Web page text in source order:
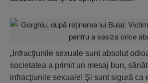
„Infracţiunile sexuale sunt absolut
societatea a primit un mesaj bun,
infracţiunile sexuale! Şi sunt sigură ca